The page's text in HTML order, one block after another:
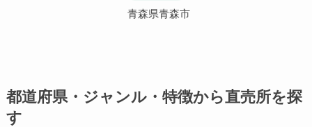
青森県青森市
都道府県・ジャンル・特徴から直売所を探
す